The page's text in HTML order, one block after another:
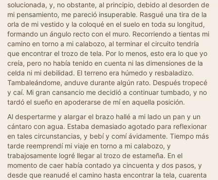
solucionada, y, no obstante, al principio, debido al desorden de
mi pensamiento, me pareció insuperable. Rasgué una tira de la
orla de mi vestido y la coloqué en el suelo en toda su longitud,
formando un ángulo recto con el muro. Recorriendo a tientas mi
camino en torno a mi calabozo, al terminar el circuito tendría
que encontrar el trozo de tela. Por lo menos, esto era lo que yo
creía, pero no había tenido en cuenta ni las dimensiones de la
celda ni mi debilidad. El terreno era húmedo y resbaladizo.
Tambaleándome, anduve durante algún rato. Después tropecé
y caí. Mi gran cansancio me decidió a continuar tumbado, y no
tardó el sueño en apoderarse de mí en aquella posición.
Al despertarme y alargar el brazo hallé a mi lado un pan y un
cántaro con agua. Estaba demasiado agotado para reflexionar
en tales circunstancias, y bebí y comí ávidamente. Tiempo más
tarde reemprendí mi viaje en torno a mi calabozo, y
trabajosamente logré llegar al trozo de estameña. En el
momento de caer había contado ya cincuenta y dos pasos, y
desde que reanudé el camino hasta encontrar la tela, cuarenta